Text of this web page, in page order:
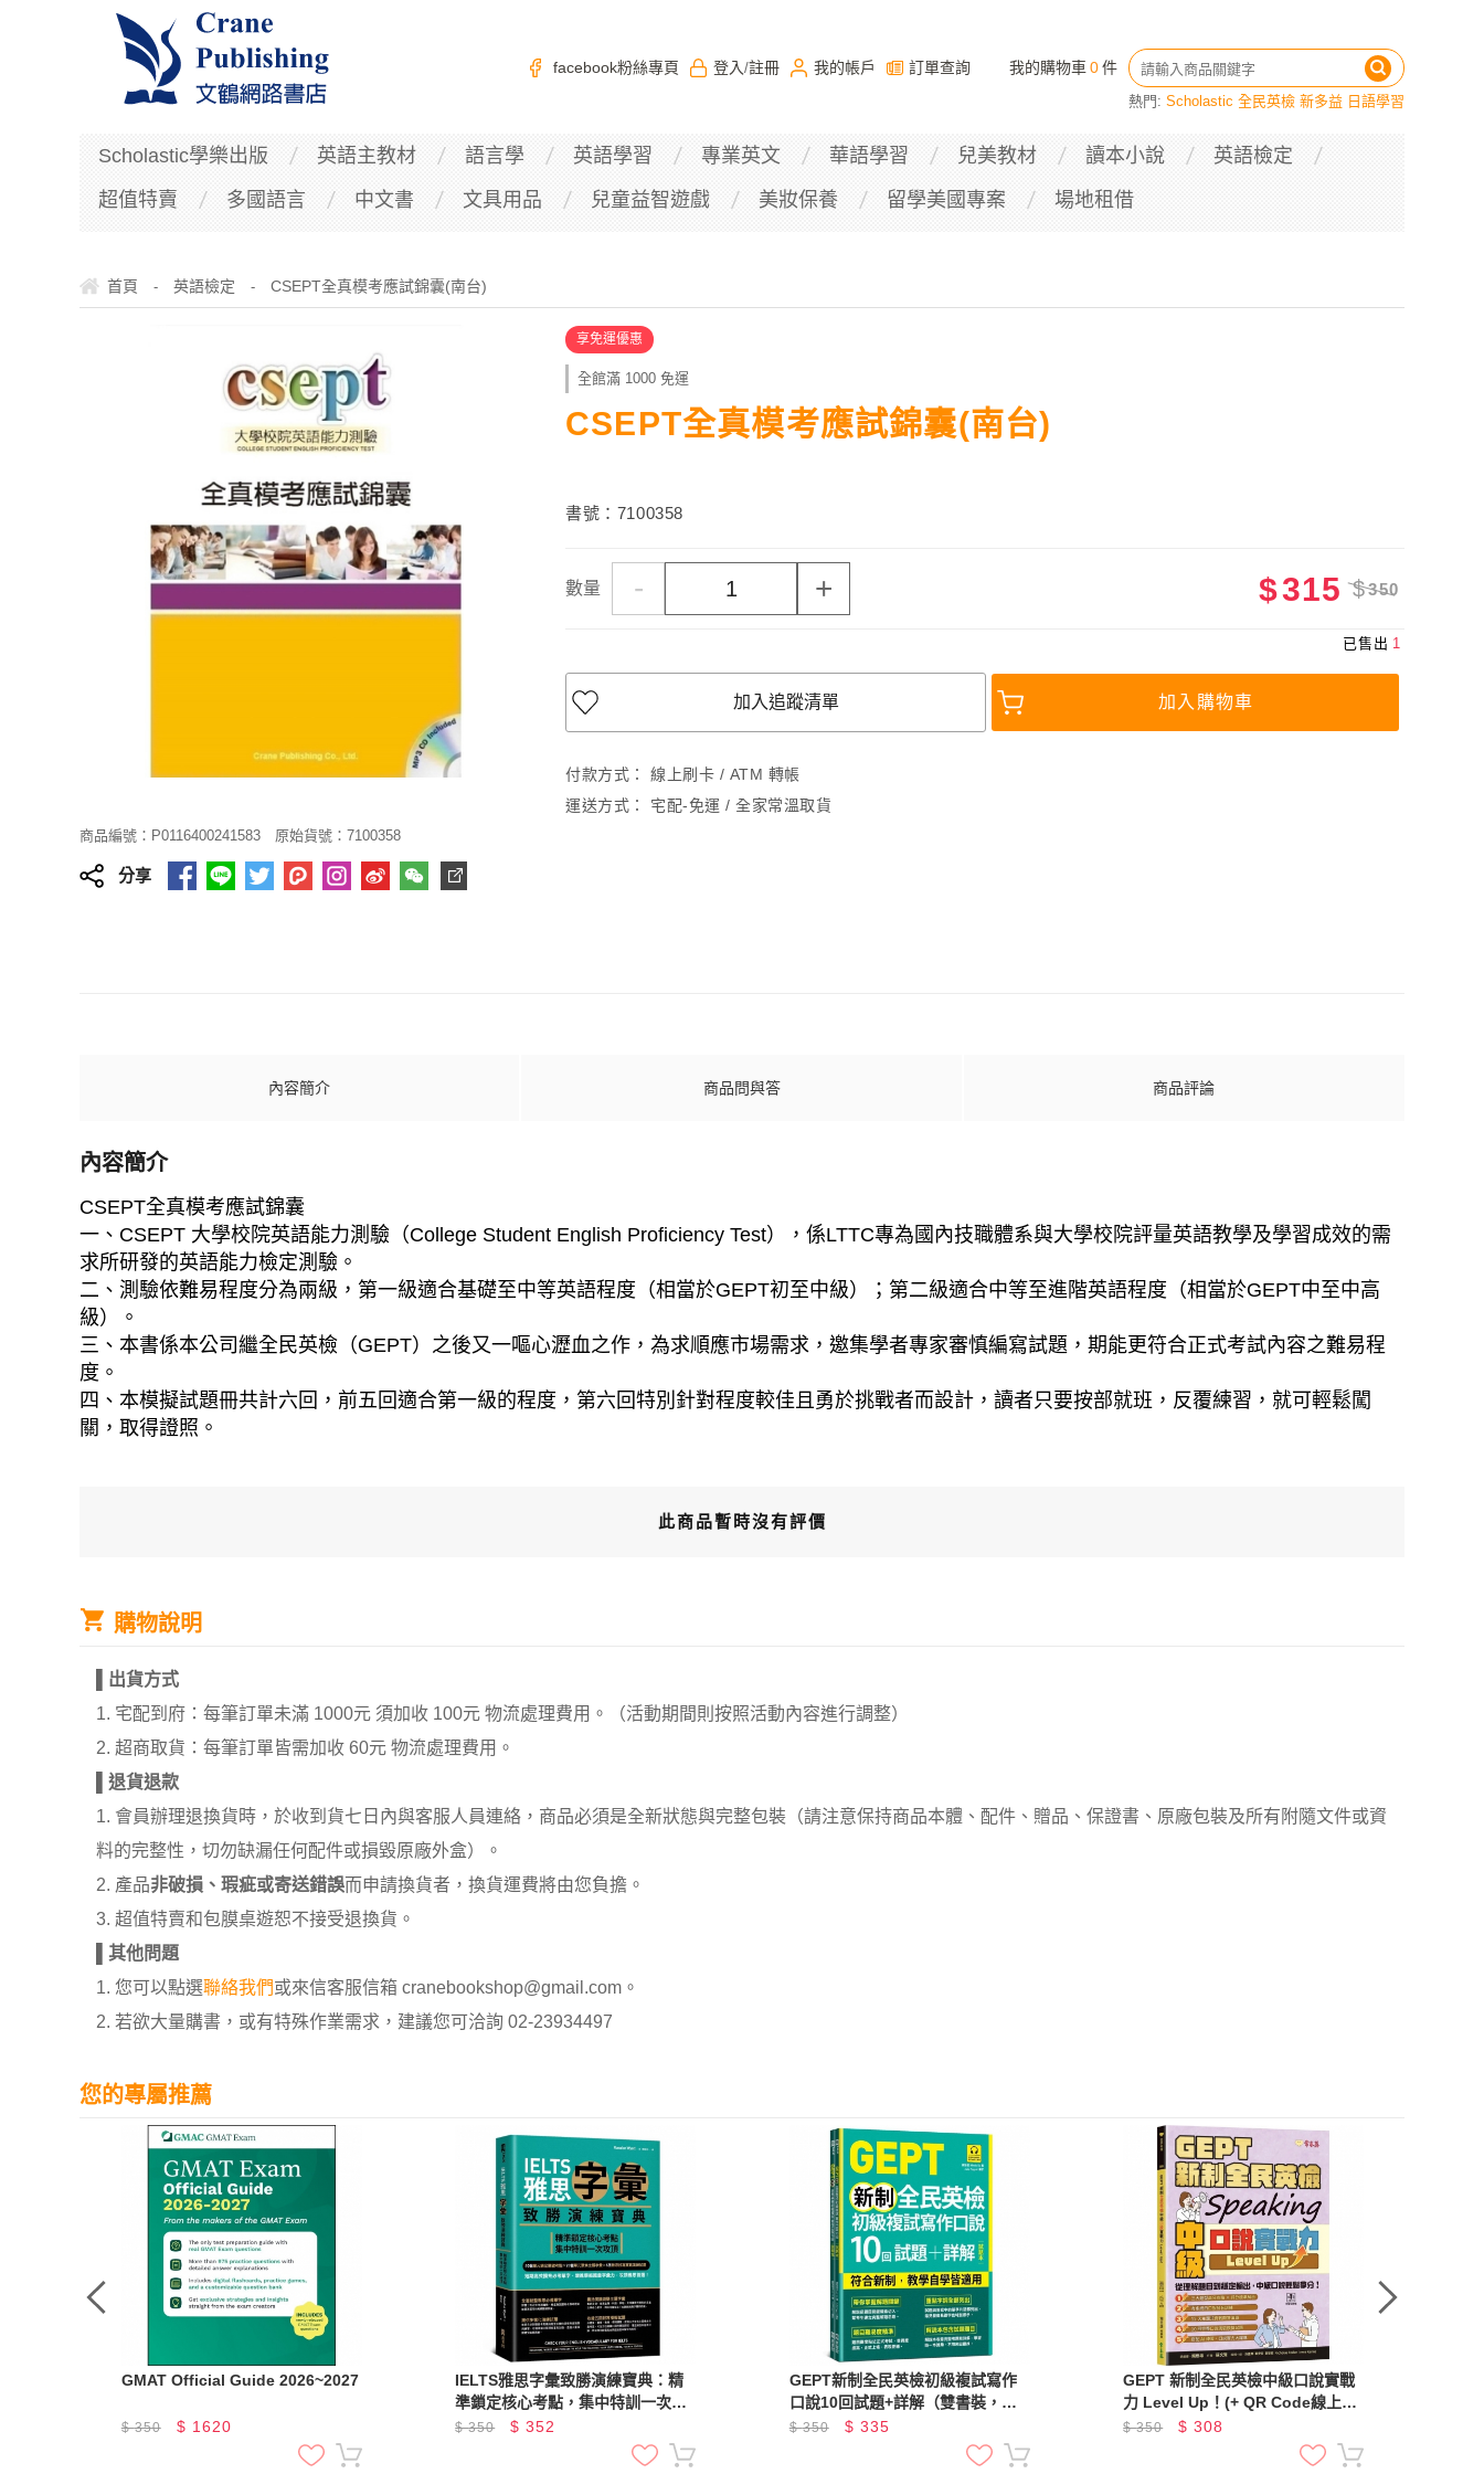
facebook粉絲專頁 登入 /註冊 我的帳戶 訂單查詢 我的購物車 0件
熱門: Scholastic 全民英檢 新多益 日語學習
Scholastic學樂出版 英語主教材 語言學 英語學習 專業英文 華語學習 兒美教材 讀本小說
英語檢定
超值特賣
多國語言 中文書 文具用品 兒童益智遊戲 美妝保養 留學美國專案 場地租借
首頁 - 英語檢定 - CSEPT全真模考應試錦囊(南台)
商品編號：P0116400241583 原始貨號：7100358
分享
享免運優惠
全館滿 1000 免運
CSEPT全真模考應試錦囊(南台)
書號：7100358
數量 - + $315 $350
已售出 1
加入追蹤清單 加入購物車
付款方式：
線上刷卡 / ATM 轉帳
運送方式：
宅配-免運 / 全家常溫取貨
內容簡介 商品問與答 商品評論
內容簡介
CSEPT全真模考應試錦囊
一、CSEPT 大學校院英語能力測驗（College Student English Proficiency Test），係LTTC專為國內技職體系與大學校院評量英語教學及學習成效的需
求所研發的英語能力檢定測驗。
二、測驗依難易程度分為兩級，第一級適合基礎至中等英語程度（相當於GEPT初至中級）；第二級適合中等至進階英語程度（相當於GEPT中至中高
級）。
三、本書係本公司繼全民英檢（GEPT）之後又一嘔心瀝血之作，為求順應市場需求，邀集學者專家審慎編寫試題，期能更符合正式考試內容之難易程
度。
四、本模擬試題冊共計六回，前五回適合第一級的程度，第六回特別針對程度較佳且勇於挑戰者而設計，讀者只要按部就班，反覆練習，就可輕鬆闖
關，取得證照。
此商品暫時沒有評價
購物說明
出貨方式
1. 宅配到府：每筆訂單未滿 1000元 須加收 100元 物流處理費用。（活動期間則按照活動內容進行調整）
2. 超商取貨：每筆訂單皆需加收 60元 物流處理費用。
退貨退款
1. 會員辦理退換貨時，於收到貨七日內與客服人員連絡，商品必須是全新狀態與完整包裝（請注意保持商品本體、配件、贈品、保證書、原廠包裝及所有附隨文件或資
料的完整性，切勿缺漏任何配件或損毀原廠外盒）。
2. 產品非破損、瑕疵或寄送錯誤而申請換貨者，換貨運費將由您負擔。
3. 超值特賣和包膜桌遊恕不接受退換貨。
其他問題
1. 您可以點選聯絡我們或來信客服信箱 cranebookshop@gmail.com。
2. 若欲大量購書，或有特殊作業需求，建議您可洽詢 02-23934497
您的專屬推薦
GMAT Official Guide 2026~2027
$350 $ 1620
IELTS雅思字彙致勝演練寶典：精
準鎖定核心考點，集中特訓一次攻
頂
$350 $352
GEPT新制全民英檢初級複試寫作
口說10回試題+詳解（雙書裝，附
QR Code線上音檔）
$350 $ 335
GEPT 新制全民英檢中級口說實戰
力 Level Up！(+ QR Code線上音
檔 + AI口說練習)
$350 $308